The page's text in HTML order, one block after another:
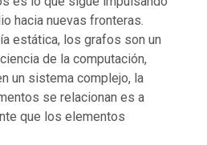
hacia nuevas fronteras.
estática, los grafos son un
de la computación,
un sistema complejo, la
se relacionan es a
que los elementos